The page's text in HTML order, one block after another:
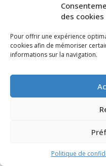
des cookies
Pour offrir une expérience
cookies afin de mémoriser
informations sur la navigation.
Politique de
Tribune du
Avril-Mai 2010
/// 1 mars 2010
L'actualité de votre canton :